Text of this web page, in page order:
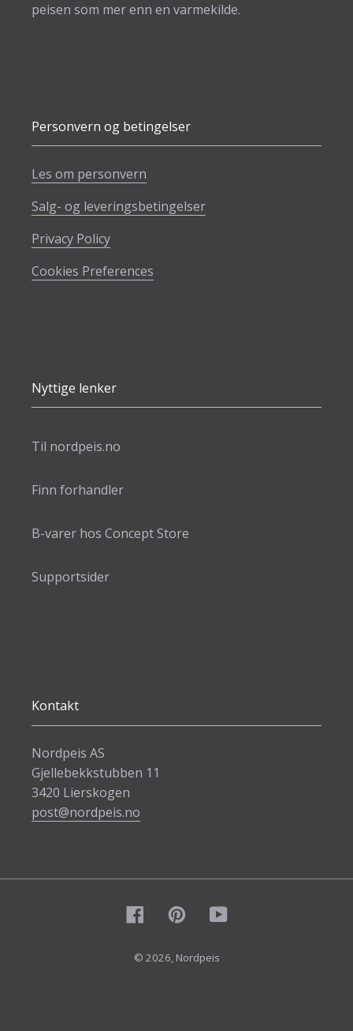
peisen som mer enn en varmekilde.
Personvern og betingelser
Les om personvern
Salg- og leveringsbetingelser
Privacy Policy
Cookies Preferences
Nyttige lenker
Til nordpeis.no
Finn forhandler
B-varer hos Concept Store
Supportsider
Kontakt
Nordpeis AS
Gjellebekkstubben 11
3420 Lierskogen
post@nordpeis.no
FacebookPinterestYouTube
© 2026, Nordpeis